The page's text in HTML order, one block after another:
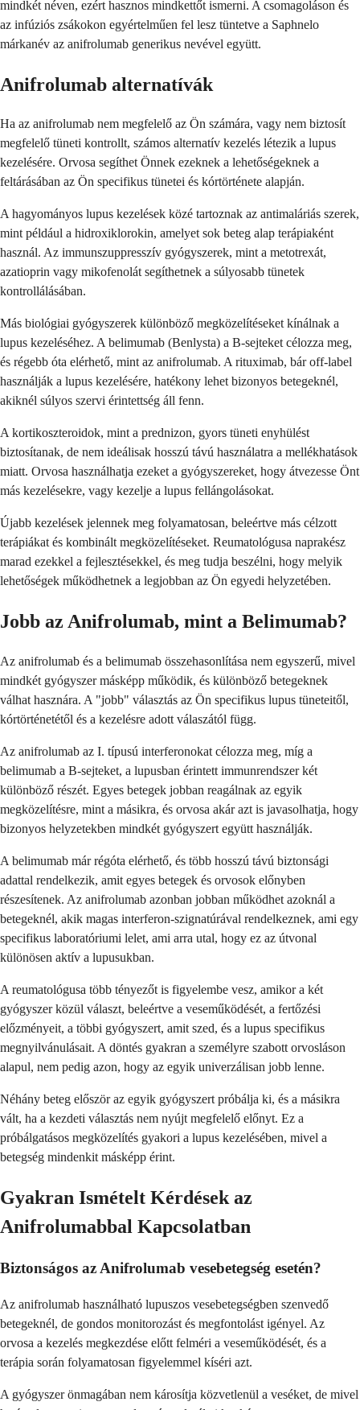
mindkét néven, ezért hasznos mindkettőt ismerni. A csomagoláson és
az infúziós zsákokon egyértelműen fel lesz tüntetve a Saphnelo
márkanév az anifrolumab generikus nevével együtt.
Anifrolumab alternatívák
Ha az anifrolumab nem megfelelő az Ön számára, vagy nem biztosít
megfelelő tüneti kontrollt, számos alternatív kezelés létezik a lupus
kezelésére. Orvosa segíthet Önnek ezeknek a lehetőségeknek a
feltárásában az Ön specifikus tünetei és kórtörténete alapján.
A hagyományos lupus kezelések közé tartoznak az antimaláriás szerek,
mint például a hidroxiklorokin, amelyet sok beteg alap terápiaként
használ. Az immunszuppresszív gyógyszerek, mint a metotrexát,
azatioprin vagy mikofenolát segíthetnek a súlyosabb tünetek
kontrollálásában.
Más biológiai gyógyszerek különböző megközelítéseket kínálnak a
lupus kezeléséhez. A belimumab (Benlysta) a B-sejteket célozza meg,
és régebb óta elérhető, mint az anifrolumab. A rituximab, bár off-label
használják a lupus kezelésére, hatékony lehet bizonyos betegeknél,
akiknél súlyos szervi érintettség áll fenn.
A kortikoszteroidok, mint a prednizon, gyors tüneti enyhülést
biztosítanak, de nem ideálisak hosszú távú használatra a mellékhatások
miatt. Orvosa használhatja ezeket a gyógyszereket, hogy átvezesse Önt
más kezelésekre, vagy kezelje a lupus fellángolásokat.
Újabb kezelések jelennek meg folyamatosan, beleértve más célzott
terápiákat és kombinált megközelítéseket. Reumatológusa naprakész
marad ezekkel a fejlesztésekkel, és meg tudja beszélni, hogy melyik
lehetőségek működhetnek a legjobban az Ön egyedi helyzetében.
Jobb az Anifrolumab, mint a Belimumab?
Az anifrolumab és a belimumab összehasonlítása nem egyszerű, mivel
mindkét gyógyszer másképp működik, és különböző betegeknek
válhat hasznára. A "jobb" választás az Ön specifikus lupus tüneteitől,
kórtörténetétől és a kezelésre adott válaszától függ.
Az anifrolumab az I. típusú interferonokat célozza meg, míg a
belimumab a B-sejteket, a lupusban érintett immunrendszer két
különböző részét. Egyes betegek jobban reagálnak az egyik
megközelítésre, mint a másikra, és orvosa akár azt is javasolhatja, hogy
bizonyos helyzetekben mindkét gyógyszert együtt használják.
A belimumab már régóta elérhető, és több hosszú távú biztonsági
adattal rendelkezik, amit egyes betegek és orvosok előnyben
részesítenek. Az anifrolumab azonban jobban működhet azoknál a
betegeknél, akik magas interferon-szignatúrával rendelkeznek, ami egy
specifikus laboratóriumi lelet, ami arra utal, hogy ez az útvonal
különösen aktív a lupusukban.
A reumatológusa több tényezőt is figyelembe vesz, amikor a két
gyógyszer közül választ, beleértve a veseműködését, a fertőzési
előzményeit, a többi gyógyszert, amit szed, és a lupus specifikus
megnyilvánulásait. A döntés gyakran a személyre szabott orvosláson
alapul, nem pedig azon, hogy az egyik univerzálisan jobb lenne.
Néhány beteg először az egyik gyógyszert próbálja ki, és a másikra
vált, ha a kezdeti választás nem nyújt megfelelő előnyt. Ez a
próbálgatásos megközelítés gyakori a lupus kezelésében, mivel a
betegség mindenkit másképp érint.
Gyakran Ismételt Kérdések az
Anifrolumabbal Kapcsolatban
Biztonságos az Anifrolumab vesebetegség esetén?
Az anifrolumab használható lupuszos vesebetegségben szenvedő
betegeknél, de gondos monitorozást és megfontolást igényel. Az
orvosa a kezelés megkezdése előtt felméri a veseműködését, és a
terápia során folyamatosan figyelemmel kíséri azt.
A gyógyszer önmagában nem károsítja közvetlenül a veséket, de mivel